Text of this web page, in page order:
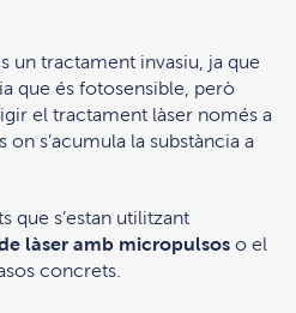
un tractament invasiu, ja que
que és fotosensible, però
el tractament làser només a
on s’acumula la substància a
que s’estan utilitzant
làser amb micropulsos o el
concrets.